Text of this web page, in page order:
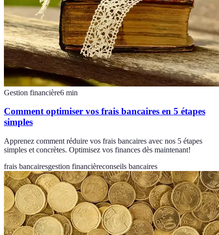
Gestion financière6 min
Comment optimiser vos frais bancaires en 5 étapes
simples
Apprenez comment réduire vos frais bancaires avec nos 5 étapes
simples et concrètes. Optimisez vos finances dès maintenant!
frais bancairesgestion financièreconseils bancaires